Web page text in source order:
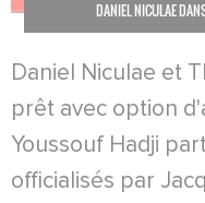
DANIEL NICULAE
Daniel Niculae et
prêt avec option
Youssouf Hadji
officialisés par